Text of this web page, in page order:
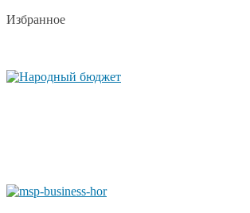
Избранное